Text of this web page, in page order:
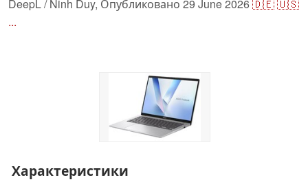
DeepL / Ninh Duy, Опубликовано 29 June 2026🇩🇪🇺🇸
...
Характеристики